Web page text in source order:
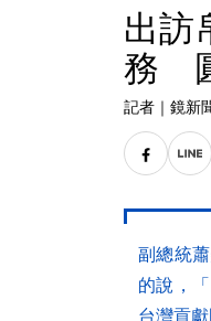
出訪
務
記者 ｜ 鏡新
副總統
的說，
台灣貢獻